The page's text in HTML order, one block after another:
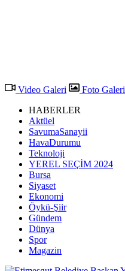
Video Galeri Foto Galeri
HABERLER
Aktüel
SavumaSanayii
HavaDurumu
Teknoloji
YEREL SEÇİM 2024
Bursa
Siyaset
Ekonomi
Öykü-Şiir
Gündem
Dünya
Spor
Magazin